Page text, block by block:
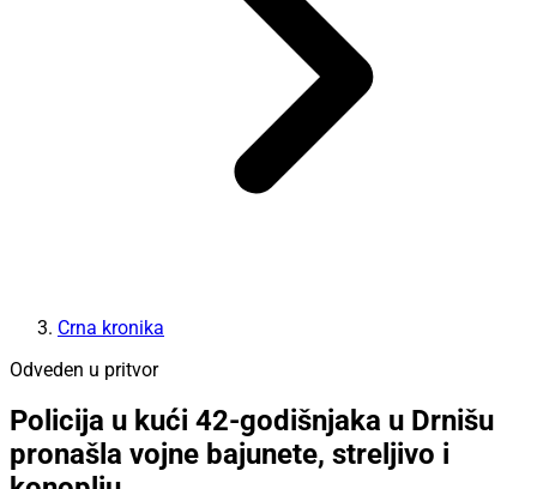
Crna kronika
Odveden u pritvor
Policija u kući 42-godišnjaka u Drnišu
pronašla vojne bajunete, streljivo i